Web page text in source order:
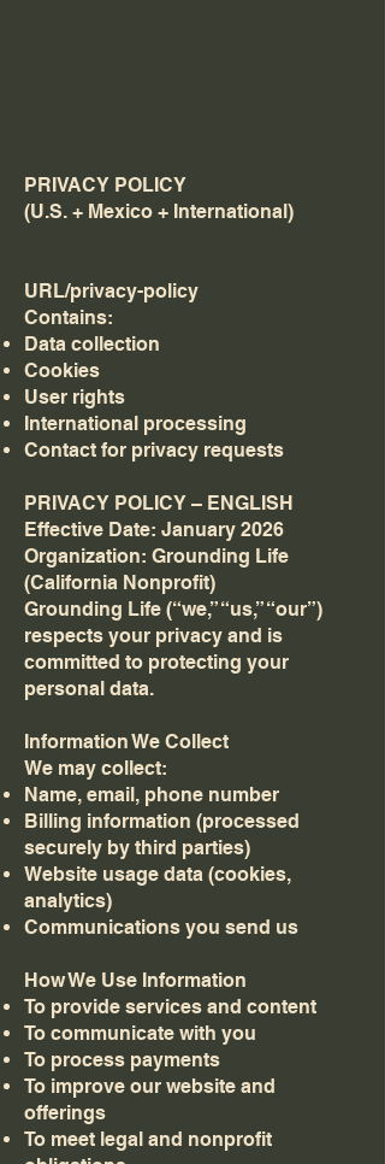
PRIVACY POLICY
(U.S. + Mexico + International)
URL/privacy-policy
Contains:
Data collection
Cookies
User rights
International processing
Contact for privacy requests
PRIVACY POLICY – ENGLISH
Effective Date: January 2026
Organization: Grounding Life
(California Nonprofit)
Grounding Life (“we,” “us,” “our”)
respects your privacy and is
committed to protecting your
personal data.
Information We Collect
We may collect:
Name, email, phone number
Billing information (processed
securely by third parties)
Website usage data (cookies,
analytics)
Communications you send us
How We Use Information
To provide services and content
To communicate with you
To process payments
To improve our website and
offerings
To meet legal and nonprofit